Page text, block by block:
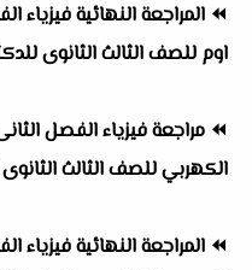
⏪ المراجعة النهائية فيزياء
اوم للصف الثالث الثانوى
⏪ مراجعة فيزياء الفصل
الكهربي للصف الثالث
⏪ المراجعة النهائية فيزياء